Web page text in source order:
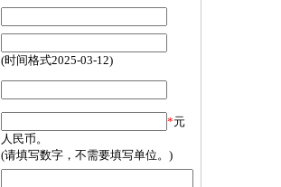
(时间格式2025-03-12)
*元
人民币。
(请填写数字，不需要填写单位。)